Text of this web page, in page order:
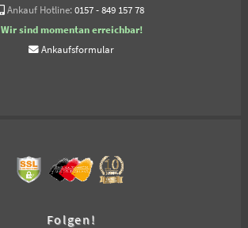
Ankauf Hotline: 0157 - 849 157 78
Wir sind momentan erreichbar!
Ankaufsformular
Folgen!